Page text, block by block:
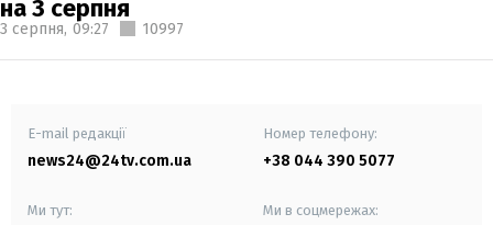
на 3 серпня
3 серпня, 09:27 10997
E-mail редакції
news24@24tv.com.ua
Номер телефону:
+38 044 390 5077
Ми тут: Ми в соцмережах: